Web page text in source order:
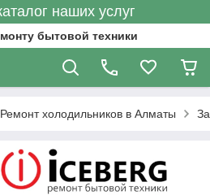
наших услуг
бытовой техники
Ремонт холодильников в Алматы